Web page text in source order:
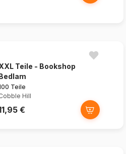
Teile - Bookshop
Teile
Hill
€